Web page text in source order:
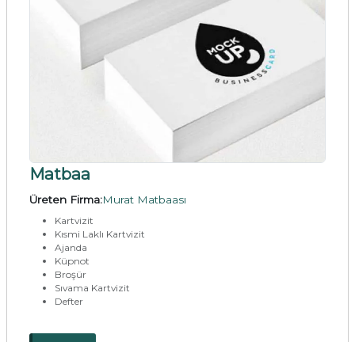
Matbaa
Üreten Firma:Murat Matbaası
Kartvizit
Kısmi Laklı Kartvizit
Ajanda
Küpnot
Broşür
Sıvama Kartvizit
Defter